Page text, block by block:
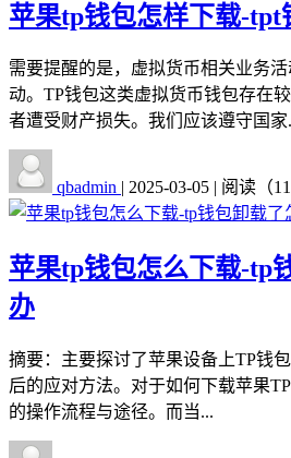
苹果tp钱包怎样下载-tpt
需要提醒的是，虚拟货币相关业务
动。TP钱包这类虚拟货币钱包存在
者遭受财产损失。我们应该遵守国家
qbadmin | 2025-03-05 | 阅读（
苹果tp钱包怎么下载-tp
办
摘要：主要探讨了苹果设备上TP钱
后的应对方法。对于如何下载苹果
的操作流程与途径。而当...